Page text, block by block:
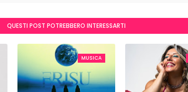
QUESTI POST POTREBBERO INTERESSARTI
MUSICA